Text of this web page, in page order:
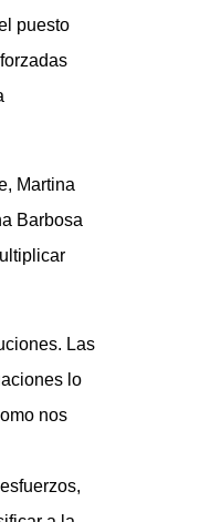
puesto
Martina
Barbosa
Las
lo
nos